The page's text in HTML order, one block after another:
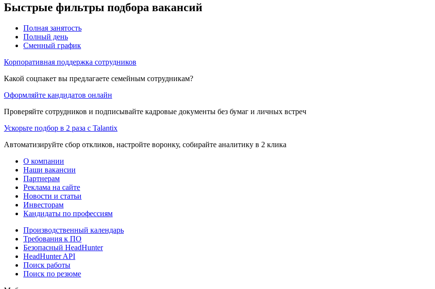
Быстрые фильтры подбора вакансий
Полная занятость
Полный день
Сменный график
Корпоративная поддержка сотрудников
Какой соцпакет вы предлагаете семейным сотрудникам?
Оформляйте кандидатов онлайн
Проверяйте сотрудников и подписывайте кадровые документы без бумаг и личных встреч
Ускорьте подбор в 2 раза с Talantix
Автоматизируйте сбор откликов, настройте воронку, собирайте аналитику в 2 клика
О компании
Наши вакансии
Партнерам
Реклама на сайте
Новости и статьи
Инвесторам
Кандидаты по профессиям
Производственный календарь
Требования к ПО
Безопасный HeadHunter
HeadHunter API
Поиск работы
Поиск по резюме